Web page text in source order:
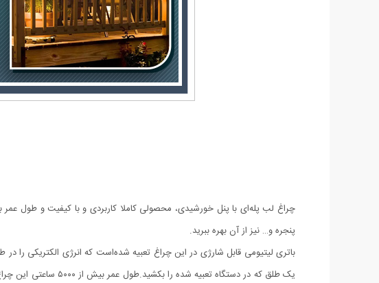
چراغ لب پله‌ای با پنل خورشیدی، محصولی کاملا کاربردی و با کیفیت و طول عمر
پنجره و… نیز از آن بهره ببرید.
باتری لیتیومی قابل شارژی در این چراغ تعبیه شده‌است که انرژی الکتریکی
یک طلق که در